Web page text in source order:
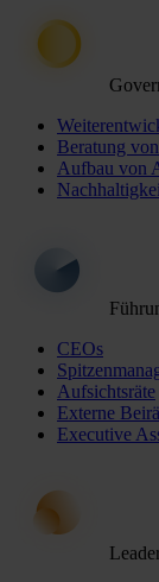
Beratung
Aufbau von
CEOs
Aufsichtsräte
Externe
Executive